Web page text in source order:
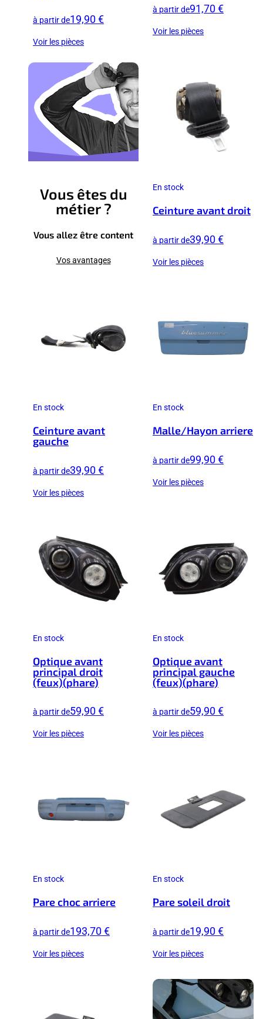
à partir de19,90 €
Voir les pièces
à partir de91,70 €
Voir les pièces
Vous êtes du
métier ?
Vous allez être content
Vos avantages
En stock
Ceinture avant droit
à partir de39,90 €
Voir les pièces
En stock
Ceinture avant
gauche
à partir de39,90 €
Voir les pièces
En stock
Malle/Hayon arriere
à partir de99,90 €
Voir les pièces
En stock
Optique avant
principal droit
(feux)(phare)
à partir de59,90 €
Voir les pièces
En stock
Optique avant
principal gauche
(feux)(phare)
à partir de59,90 €
Voir les pièces
En stock
Pare choc arriere
à partir de193,70 €
Voir les pièces
En stock
Pare soleil droit
à partir de19,90 €
Voir les pièces